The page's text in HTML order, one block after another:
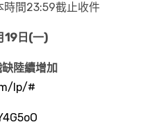
時間23:59截止收件
19日(一)
陸續增加
lp/#